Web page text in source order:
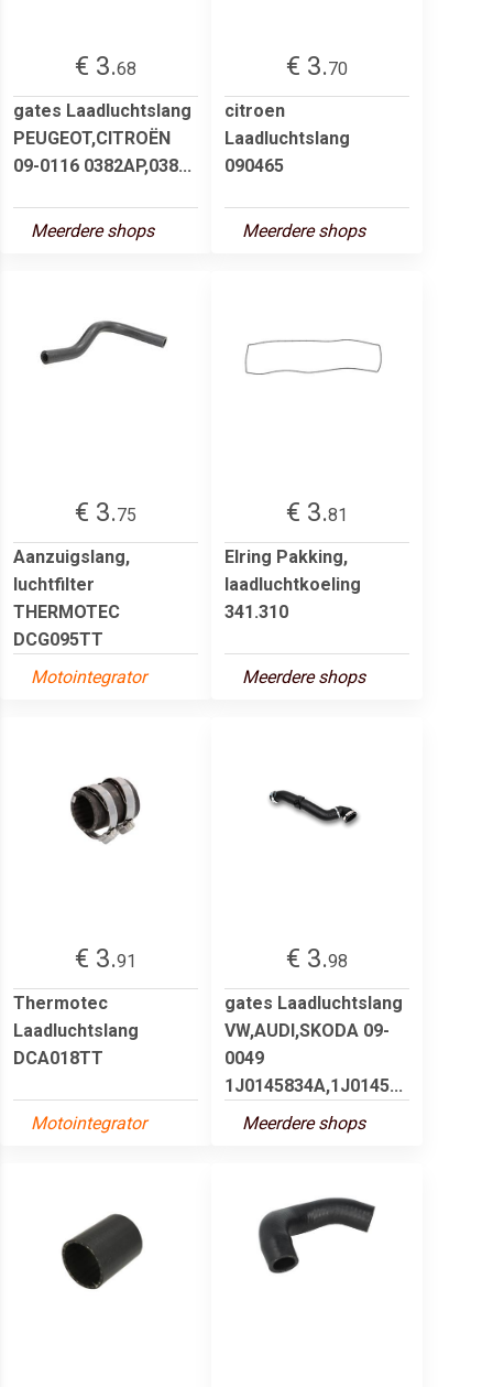
€ 3.68
gates Laadluchtslang
PEUGEOT,CITROËN
09-0116 0382AP,038...
Meerdere shops
€ 3.70
citroen
Laadluchtslang
090465
Meerdere shops
€ 3.75
Aanzuigslang,
luchtfilter
THERMOTEC
DCG095TT
Motointegrator
€ 3.81
Elring Pakking,
laadluchtkoeling
341.310
Meerdere shops
€ 3.91
Thermotec
Laadluchtslang
DCA018TT
Motointegrator
€ 3.98
gates Laadluchtslang
VW,AUDI,SKODA 09-
0049
1J0145834A,1J0145...
Meerdere shops